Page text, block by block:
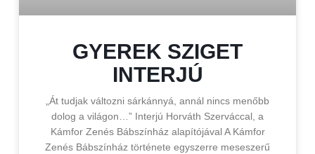
GYEREK SZIGET
INTERJÚ
„Át tudjak változni sárkánnyá, annál nincs menőbb
dolog a világon…” Interjú Horváth Szerváccal, a
Kámfor Zenés Bábszínház alapítójával A Kámfor
Zenés Bábszínház története egyszerre meseszerű